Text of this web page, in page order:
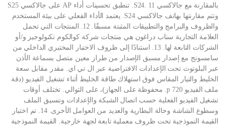
بالمقارنة مع جالاكسي S24. 11. تنطبق تحسينات أداء AP على جالاكسي S25
وتتم مقارنتها بهاتف جالاكسي S24. يعتمد الأداء الفعلي على بيئة المستخدم
والظروف والبرامج والتطبيقات المثبتة مسبقًا. 12. المنتجات التي تحمل
العلامة التجارية سناب دراغون هي منتجات شركة كوالكوم تكنولوجيز و/أو
الشركات التابعة لها. 13. استنادًا إلى ظروف الاختبار المختبري الداخلي من
سامسونج مع إصدار مسبق الإصدار من طراز معين متصل بسماعة الأذن
عبر البلوتوث تحت الإعدادات الافتراضية عبر ال تي اي. مقدر مقابل سعة
الخليط والتيار المقاس فوق استهلاك طاقة الخليط أثناء تشغيل الفيديو (دقة
ملف الفيديو 720 p. محفوظة على الجهاز)، على التوالي. تختلف أوقات
تشغيل الفيديو الفعلية حسب اتصال الشبكة والإعدادات وتنسيق الملف
وسطوع الشاشة وحالة البطارية والعديد من العوامل الأخرى. 14. تم اختبار
القيمة النموذجية تحت ظروف معملية تابعة لجهة خارجية. القيمة النموذجية